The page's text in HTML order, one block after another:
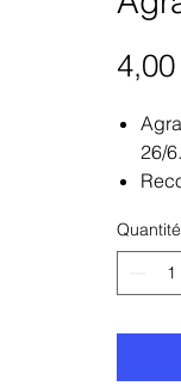
26/6.
Quantité